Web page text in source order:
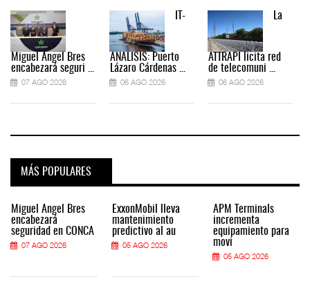
Miguel Ángel Bres
encabezará seguri ...
07 AGO 2026
IT-
ANÁLISIS: Puerto
Lázaro Cárdenas ...
06 AGO 2026
La
ATTRAPI licita red
de telecomuni ...
06 AGO 2026
MÁS POPULARES
Miguel Ángel Bres
encabezará
seguridad en CONCA
07 AGO 2026
ExxonMobil lleva
mantenimiento
predictivo al au
05 AGO 2026
APM Terminals
incrementa
equipamiento para
movi
05 AGO 2026